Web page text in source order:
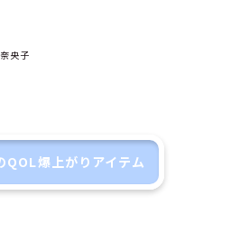
央子
QOL爆上がりアイテム